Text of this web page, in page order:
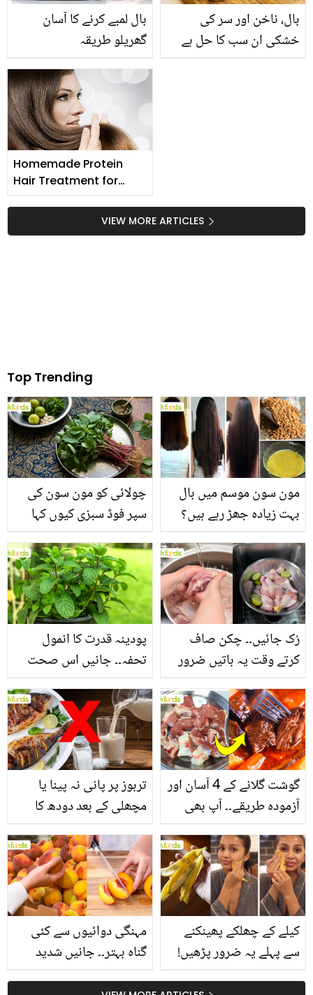
بال لمبے کرنے کا آسان
گھریلو طریقہ
بال، ناخن اور سر کی
خشکی ان سب کا حل ہے
Homemade Protein
Hair Treatment for
VIEW MORE ARTICLES
Top Trending
چولائی کو مون سون کی
سپر فوڈ سبزی کیوں کہا
منرلز اور اینٹی آکسیڈنٹس
سے بھرپور اس سبزی کے
فائدے
مون سون موسم میں بال
بہت زیادہ جھڑ رہے ہیں؟
بنانے کے چند قدرتی طریقے
پودینہ قدرت کا انمول
تحفہ۔۔ جانیں اس صحت
انگیز طبی فوائد
رُک جائیں۔۔ چکن صاف
کرتے وقت یہ باتیں ضرور
تربوز پر پانی نہ پینا یا
مچھلی کے بعد دودھ کا
سے متعلق غلط فہمیوں کی
حقیقت کیا ہے اور افواہ
کیا؟
گوشت گلانے کے 4 آسان اور
آزمودہ طریقے۔۔ آپ بھی
بتائے راز
مہنگی دوائیوں سے کئی
گناہ بہتر۔۔ جانیں شدید
کیلے کے چھلکے پھینکنے
سے پہلے یہ ضرور پڑھیں!